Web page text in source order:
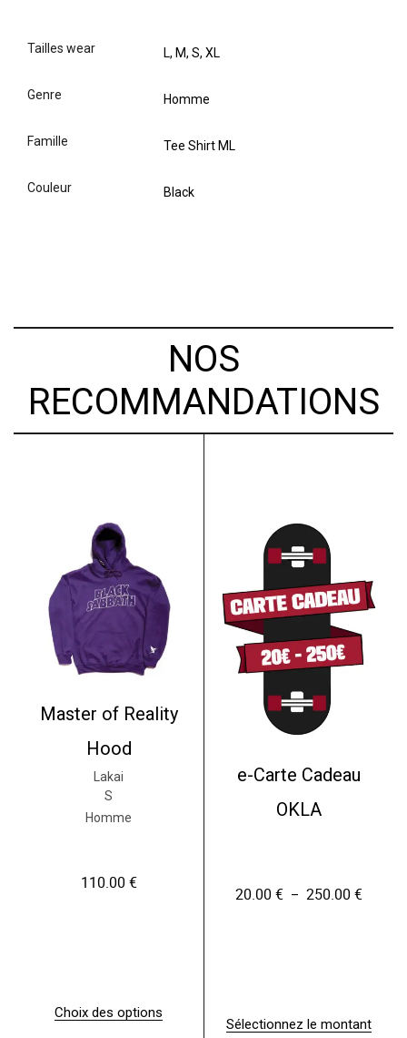
tailles wear L, M, S, XL
genre Homme
famille Tee Shirt ML
couleur Black
NOS
RECOMMANDATIONS
Master of Reality
Hood
Lakai
S
Homme
110.00 €
Choix des options
e-Carte Cadeau
OKLA
20.00 € – 250.00 €P
r
Sélectionnez le montant